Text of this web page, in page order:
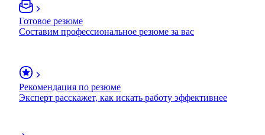
Готовое резюме
Составим профессиональное резюме за вас
Рекомендация по резюме
Эксперт расскажет, как искать работу эффективнее